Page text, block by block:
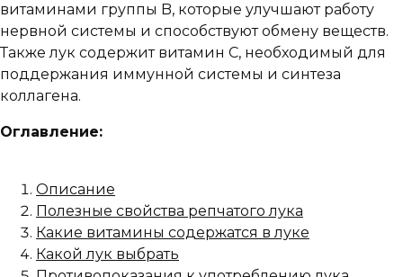
витаминами группы B, которые улучшают работу
нервной системы и способствуют обмену веществ.
Также лук содержит витамин C, необходимый для
поддержания иммунной системы и синтеза
коллагена.
Оглавление:
Описание
Полезные свойства репчатого лука
Какие витамины содержатся в луке
Какой лук выбрать